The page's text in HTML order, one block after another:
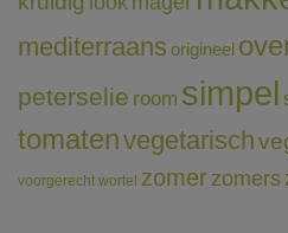
mediterraans origineel
peterselie room simpel
tomatenvegetarisch
voorgerecht wortel zomerzomers